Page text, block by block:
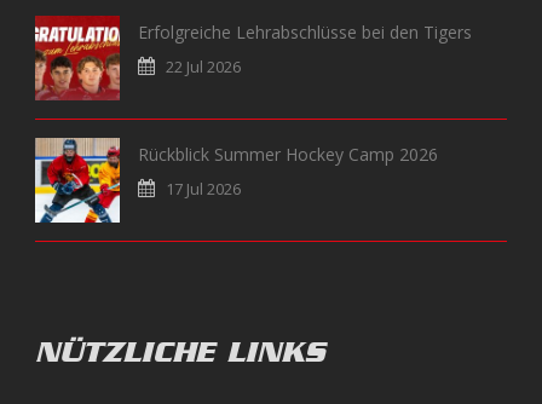
Erfolgreiche Lehrabschlüsse bei den Tigers
22 Jul 2026
Rückblick Summer Hockey Camp 2026
17 Jul 2026
NÜTZLICHE LINKS